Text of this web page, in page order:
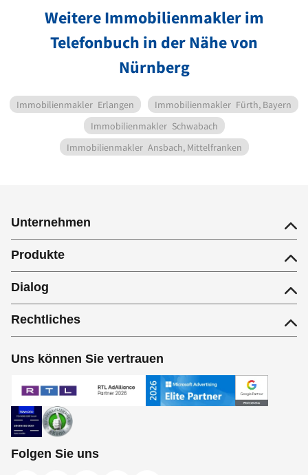
Weitere Immobilienmakler im
Telefonbuch in der Nähe von
Nürnberg
Immobilienmakler Erlangen Immobilienmakler Fürth, Bayern
Immobilienmakler Schwabach
Immobilienmakler Ansbach, Mittelfranken
Unternehmen
Produkte
Dialog
Rechtliches
Uns können Sie vertrauen
Folgen Sie uns